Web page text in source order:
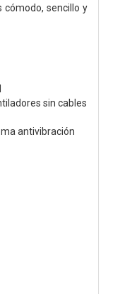
cómodo, sencillo y
sin cables
antivibración